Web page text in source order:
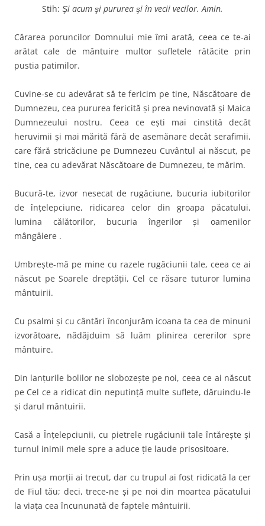
Stih: Şi acum şi pururea şi în vecii vecilor. Amin.
Cărarea poruncilor Domnului mie îmi arată, ceea ce te-ai
arătat cale de mântuire multor sufletele rătăcite prin
pustia patimilor.
Cuvine-se cu adevărat să te fericim pe tine, Născătoare de
Dumnezeu, cea pururea fericită şi prea nevinovată şi Maica
Dumnezeului nostru. Ceea ce eşti mai cinstită decât
heruvimii şi mai mărită fără de asemănare decât serafimii,
care fără stricăciune pe Dumnezeu Cuvântul ai născut, pe
tine, cea cu adevărat Născătoare de Dumnezeu, te mărim.
Bucură-te, izvor nesecat de rugăciune, bucuria iubitorilor
de înţelepciune, ridicarea celor din groapa păcatului,
lumina călătorilor, bucuria îngerilor şi oamenilor
mângâiere .
Umbreşte-mă pe mine cu razele rugăciunii tale, ceea ce ai
născut pe Soarele dreptăţii, Cel ce răsare tuturor lumina
mântuirii.
Cu psalmi şi cu cântări înconjurăm icoana ta cea de minuni
izvorâtoare, nădăjduim să luăm plinirea cererilor spre
mântuire.
Din lanţurile bolilor ne slobozeşte pe noi, ceea ce ai născut
pe Cel ce a ridicat din neputinţă multe suflete, dăruindu-le
şi darul mântuirii.
Casă a Înţelepciunii, cu pietrele rugăciunii tale întăreşte şi
turnul inimii mele spre a aduce ţie laude prisositoare.
Prin uşa morţii ai trecut, dar cu trupul ai fost ridicată la cer
de Fiul tău; deci, trece-ne şi pe noi din moartea păcatului
la viaţa cea încununată de faptele mântuirii.